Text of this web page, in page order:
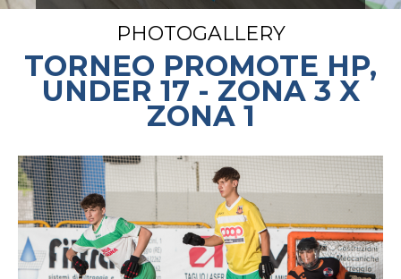
PHOTOGALLERY
TORNEO PROMOTE HP,
UNDER 17 - ZONA 3 X
ZONA 1